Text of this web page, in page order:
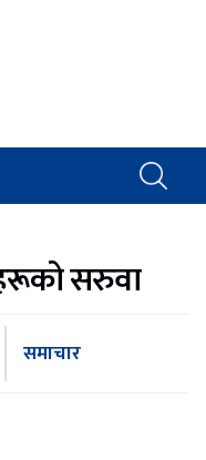
सरुवा
समाचार